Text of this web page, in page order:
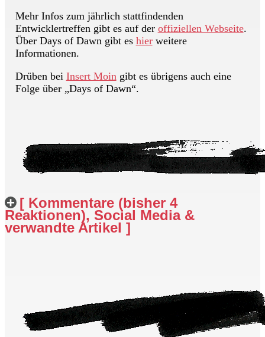
Mehr Infos zum jährlich stattfindenden
Entwicklertreffen gibt es auf der offiziellen Webseite.
Über Days of Dawn gibt es hierweitere
Informationen.
Drüben bei Insert Moin gibt es übrigens auch eine
Folge über „Days of Dawn“.
[ Kommentare (bisher 4
Reaktionen), Social Media &
verwandte Artikel ]